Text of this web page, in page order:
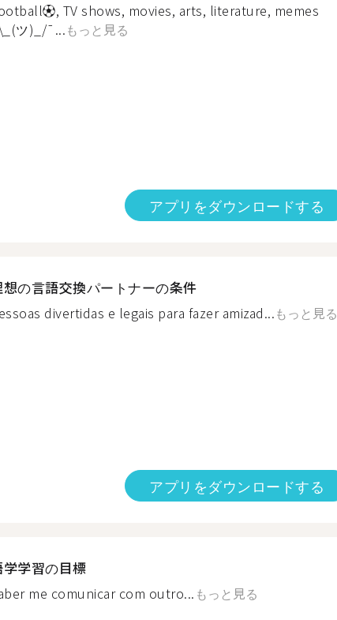
TV shows, movies️, arts, literature, memes
ツ)_/¯...もっと見る
アプリをダウンロードする
想の言語交換パートナーの条件
divertidas e legais para fazer amizad...もっと見る
アプリをダウンロードする
学習の目標
me comunicar com outro... もっと見る